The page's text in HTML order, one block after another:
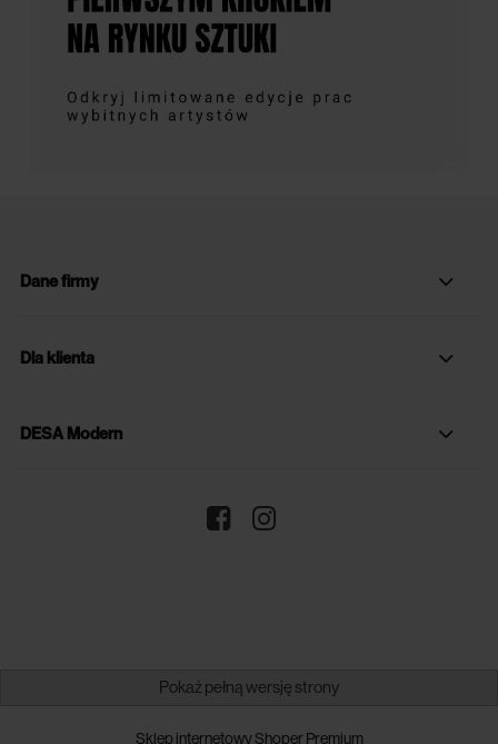
Dane firmy
Dla klienta
DESA Modern
Pokaż pełną wersję strony
Sklep internetowy Shoper Premium